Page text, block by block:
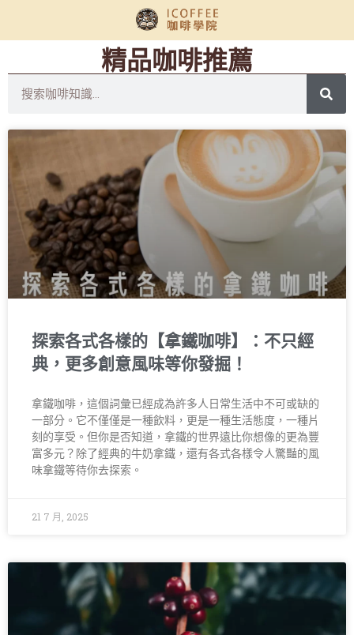
精品咖啡推薦
探索各式各樣的【拿鐵咖啡】：不只經
典，更多創意風味等你發掘！
拿鐵咖啡，這個詞彙已經成為許多人日常生活中不可或缺的
一部分。它不僅僅是一種飲料，更是一種生活態度，一種片
刻的享受。但你是否知道，拿鐵的世界遠比你想像的更為豐
富多元？除了經典的牛奶拿鐵，還有各式各樣令人驚豔的風
味拿鐵等待你去探索。
21 7 月, 2025